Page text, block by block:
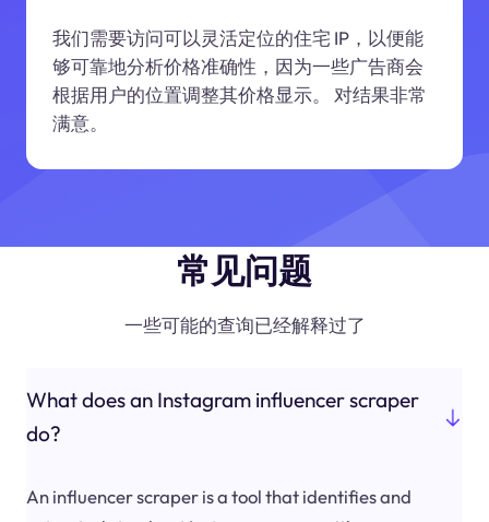
我们需要访问可以灵活定位的住宅 IP，以便能
够可靠地分析价格准确性，因为一些广告商会
根据用户的位置调整其价格显示。 对结果非常
满意。
常见问题
一些可能的查询已经解释过了
What does an Instagram influencer scraper
do?
An influencer scraper is a tool that identifies and